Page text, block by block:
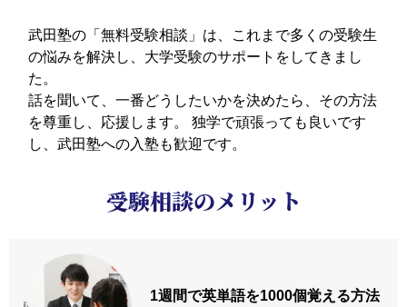
武田塾の「無料受験相談」は、これまで多くの受験生
の悩みを解決し、大学受験のサポートをしてきまし
た。
話を聞いて、一番どうしたいかを決めたら、その方法
を尊重し、応援します。
独学で頑張っても良いです
し、武田塾への入塾も歓迎です。
受験相談のメリット
1週間で英単語を1000個覚える方法